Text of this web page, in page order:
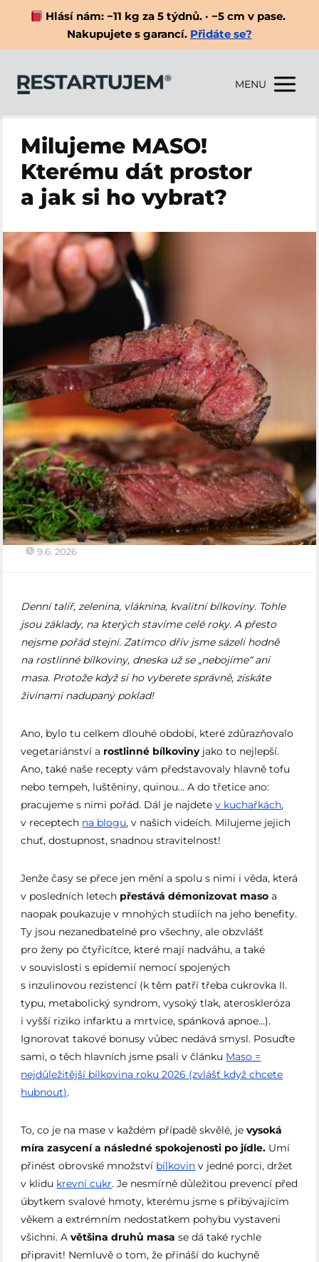
Hlásí nám: −11 kg za 5 týdnů. · −5 cm v pase.
Nakupujete s garancí. Přidáte se?
MENU
Milujeme MASO!
Kterému dát prostor
a jak si ho vybrat?
9.6. 2026
Denní talíř, zelenina, vláknina, kvalitní bílkoviny. Tohle
jsou základy, na kterých stavíme celé roky. A přesto
nejsme pořád stejní. Zatímco dřív jsme sázeli hodně
na rostlinné bílkoviny, dneska už se „nebojíme“ ani
masa. Protože když si ho vyberete správně, získáte
živinami nadupaný poklad!
Ano, bylo tu celkem dlouhé období, které zdůrazňovalo
vegetariánství a rostlinné bílkovinyjako to nejlepší.
Ano, také naše recepty vám představovaly hlavně tofu
nebo tempeh, luštěniny, quinou… A do třetice ano:
pracujeme s nimi pořád. Dál je najdetev kuchařkách,
v receptech na blogu, v našich videích. Milujeme jejich
chuť, dostupnost, snadnou stravitelnost!
Jenže časy se přece jen mění a spolu s nimi i věda, která
v posledních letech přestává démonizovat masoa
naopak poukazuje v mnohých studiích na jeho benefity.
Ty jsou nezanedbatelné pro všechny, ale obzvlášť
pro ženy po čtyřicítce, které mají nadváhu, a také
v souvislosti s epidemií nemocí spojených
s inzulinovou rezistencí (k těm patří třeba cukrovka II.
typu, metabolický syndrom, vysoký tlak, ateroskleróza
i vyšší riziko infarktu a mrtvice, spánková apnoe…).
Ignorovat takové bonusy vůbec nedává smysl. Posuďte
sami, o těch hlavních jsme psali v článku Maso =
nejdůležitější bílkovina roku 2026 (zvlášť když chcete
hubnout).
To, co je na mase v každém případě skvělé, jevysoká
míra zasycení a následné spokojenosti po jídle. Umí
přinést obrovské množství bílkovin v jedné porci, držet
v klidu krevní cukr. Je nesmírně důležitou prevencí před
úbytkem svalové hmoty, kterému jsme s přibývajícím
věkem a extrémním nedostatkem pohybu vystaveni
všichni. Avětšina druhů masa se dá také rychle
připravit! Nemluvě o tom, že přináší do kuchyně